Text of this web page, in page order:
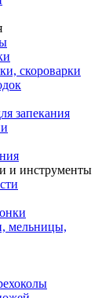
скороварки
запекания
и инструменты
мельницы,